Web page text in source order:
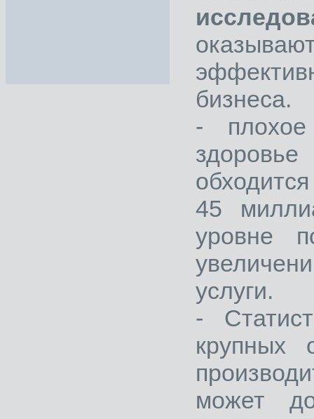
бизнеса.
- плохое
45
уровне
услуги​.
-
крупных
может